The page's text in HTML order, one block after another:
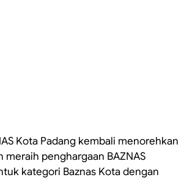
Kota Padang kembali menorehkan
meraih penghargaan BAZNAS
kategori Baznas Kota dengan